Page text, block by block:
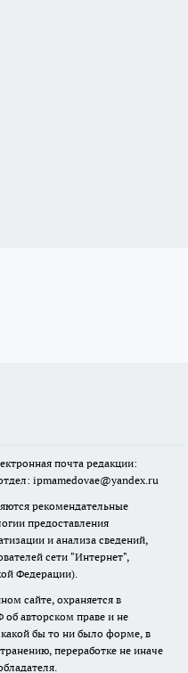
почта редакции:
ipmamedovae@yandex.ru
рекомендательные
предоставления
и анализа сведений,
сети "Интернет",
Федерации).
сайте, охраняется в
об авторском праве и не
бы то ни было форме, в
переработке не иначе